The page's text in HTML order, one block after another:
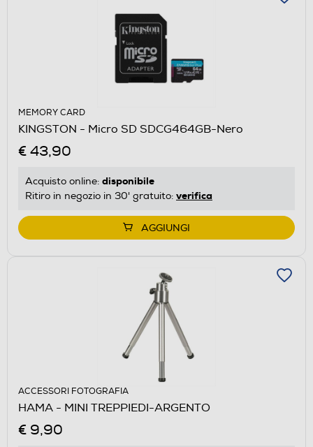
MEMORY CARD
KINGSTON - Micro SD SDCG464GB-Nero
€ 43,90
Acquisto online: disponibile
Ritiro in negozio in 30' gratuito: verifica
AGGIUNGI
ACCESSORI FOTOGRAFIA
HAMA - MINI TREPPIEDI-ARGENTO
€ 9,90